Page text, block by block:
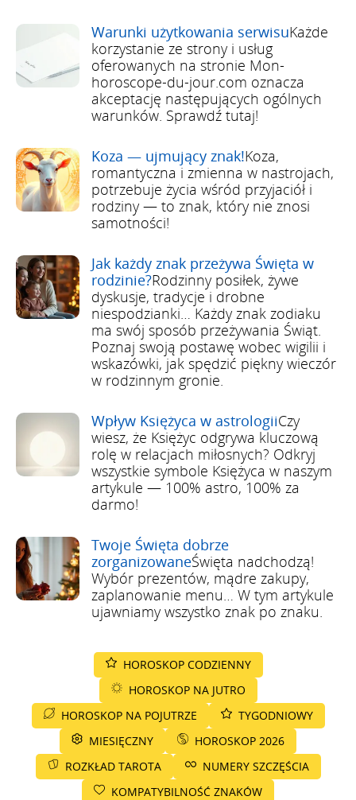
Warunki użytkowania serwisuKażde
korzystanie ze strony i usług
oferowanych na stronie Mon-
horoscope-du-jour.com oznacza
akceptację następujących ogólnych
warunków. Sprawdź tutaj!
Koza — ujmujący znak!Koza,
romantyczna i zmienna w nastrojach,
potrzebuje życia wśród przyjaciół i
rodziny — to znak, który nie znosi
samotności!
Jak każdy znak przeżywa Święta w
rodzinie?Rodzinny posiłek, żywe
dyskusje, tradycje i drobne
niespodzianki… Każdy znak zodiaku
ma swój sposób przeżywania Świąt.
Poznaj swoją postawę wobec wigilii i
wskazówki, jak spędzić piękny wieczór
w rodzinnym gronie.
Wpływ Księżyca w astrologiiCzy
wiesz, że Księżyc odgrywa kluczową
rolę w relacjach miłosnych? Odkryj
wszystkie symbole Księżyca w naszym
artykule — 100% astro, 100% za
darmo!
Twoje Święta dobrze
zorganizowaneŚwięta nadchodzą!
Wybór prezentów, mądre zakupy,
zaplanowanie menu… W tym artykule
ujawniamy wszystko znak po znaku.
HOROSKOP CODZIENNY
HOROSKOP NA JUTRO
HOROSKOP NA POJUTRZE
TYGODNIOWY
MIESIĘCZNY
HOROSKOP 2026
ROZKŁAD TAROTA
NUMERY SZCZĘŚCIA
KOMPATYBILNOŚĆ ZNAKÓW